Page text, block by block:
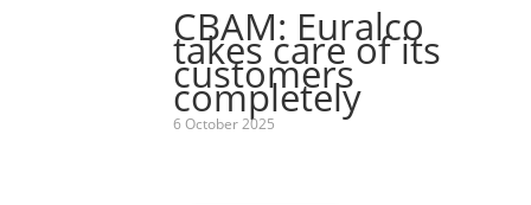
CBAM: Euralco
takes care of its
customers
completely
6 October 2025